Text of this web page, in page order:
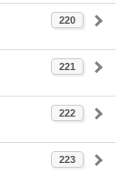
220
221
222
223